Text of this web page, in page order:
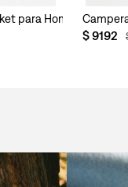
para Hombre
$9192